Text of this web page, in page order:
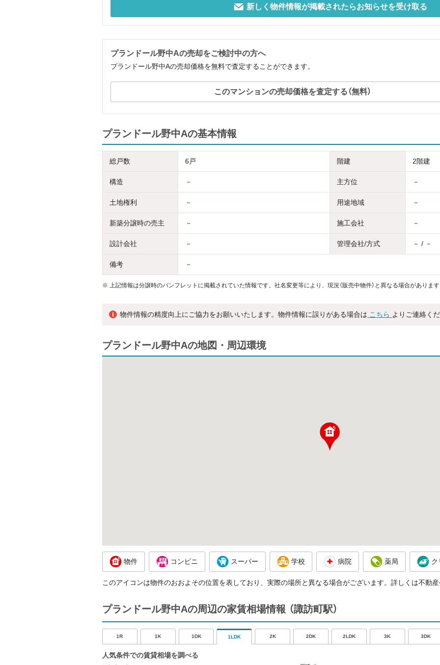
新しく物件情報が掲載されたらお知らせを受け取る
プランドール野中Aの売却をご検討中の方へ
プランドール野中Aの売却価格を無料で査定することができます。
このマンションの売却価格を査定する（無料）
プランドール野中Aの基本情報
総戸数 6戸 階建 2階建
構造 － 主方位 －
土地権利 － 用途地域 －
新築分譲時の売主 － 施工会社 －
設計会社 － 管理会社/方式 － / －
備考 －
※ 上記情報は分譲時のパンフレットに掲載されていた情報です。社名変更等により、現況（販売中物件）と異なる場合がありま
物件情報の精度向上にご協力をお願いいたします。物件情報に誤りがある場合は こちら よりご連絡く
プランドール野中Aの地図・周辺環境
物件 コンビニ スーパー 学校 病院 薬局 ク
このアイコンは物件のおおよその位置を表しており、実際の場所と異なる場合がございます。詳しくは不動
プランドール野中Aの周辺の家賃相場情報 （諏訪町駅）
1R 1K 1DK 1LDK 2K 2DK 2LDK 3K 3DK
人気条件での賃貸相場を調べる